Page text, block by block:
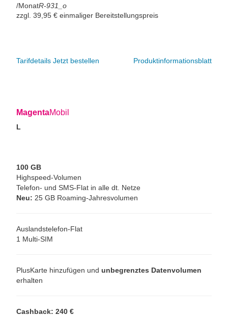
/MonatR-931_o
zzgl. 39,95 € einmaliger Bereitstellungspreis
Produktinformationsblatt
Tarifdetails Jetzt bestellen
MagentaMobil
L
100 GB
Highspeed-Volumen
Telefon- und SMS-Flat in alle dt. Netze
Neu: 25 GB Roaming-Jahresvolumen
Auslandstelefon-Flat
1 Multi-SIM
PlusKarte hinzufügen und unbegrenztes Datenvolumen
erhalten
Cashback: 240 €